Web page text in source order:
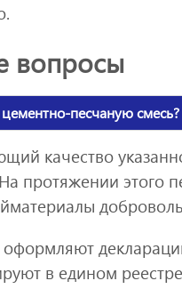
вопросы
песчаную смесь?
качество
протяжении этого
оформляют
в едином